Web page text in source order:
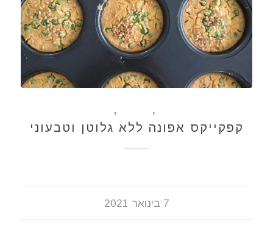
,
,
קפקייקס אפונה ללא גלוטן וטבעוני
7 בינואר 2021